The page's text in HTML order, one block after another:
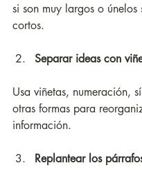
si son muy largos o únelos
cortos.
Separar ideas con
Usa viñetas, numeración,
otras formas para
información.
Replantear los